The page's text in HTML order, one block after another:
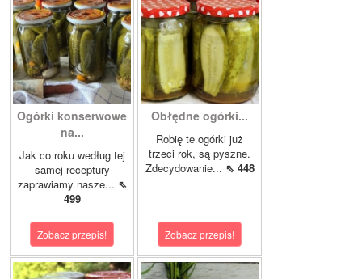
Ogórki konserwowe
na...
Jak co roku według tej
samej receptury
zaprawiamy nasze... ⇖
499
Zobacz przepis!
Obłędne ogórki...
Robię te ogórki już
trzeci rok, są pyszne.
Zdecydowanie... ⇖ 448
Zobacz przepis!